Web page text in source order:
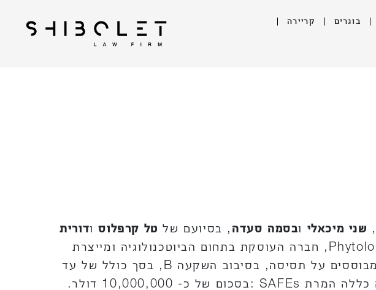
בוגרים קריירה
, שני מיכאלי ובסמה סעדה , בסיועם של טל קרפלוסודורית
, ייצגו את .Phytolon Ltd, חברה העוסקת בתחום הביוטכנולוגיה ומייצרת
פתרונות צבע טבעיים המבוססים על תסיסה, בסיבוב השקעה B, בסך כולל של עד
25 מיליון דולר. העסקה כללה המרת SAFEs :בסכום של כ- 10,000,000 דולר.